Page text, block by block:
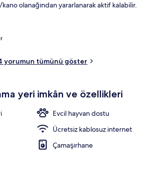
olanağından yararlanarak aktif kalabilir.
yorumun tümünü göster
yeri imkân ve özellikleri
Evcil hayvan dostu
Ücretsiz kablosuz internet
Çamaşırhane